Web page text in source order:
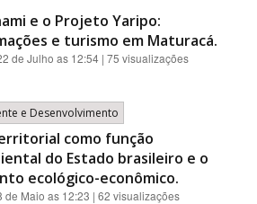
e o Projeto Yaripo:
e turismo em Maturacá.
de Julho as 12:54 | 75 visualizações
e Desenvolvimento
como função
do Estado brasileiro e o
ecológico-econômico.
de Maio as 12:23 | 62 visualizações